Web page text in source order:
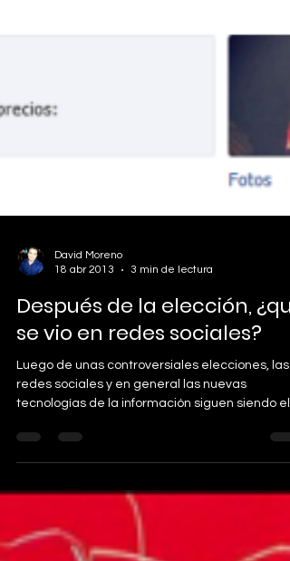
18 abr 2013
3 min de lectura
Después de la elección,
se vio en redes sociales?
Luego de unas controversiales elecciones, las
redes sociales y en general las nuevas
tecnologías de la información siguen siendo el